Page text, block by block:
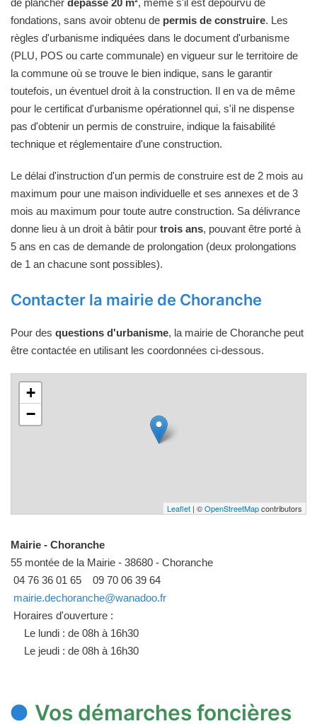
fondations, sans avoir obtenu de permis de construire. Les
règles d'urbanisme indiquées dans le document d'urbanisme
(PLU, POS ou carte communale) en vigueur sur le territoire de
la commune où se trouve le bien indique, sans le garantir
toutefois, un éventuel droit à la construction. Il en va de même
pour le certificat d'urbanisme opérationnel qui, s'il ne dispense
pas d'obtenir un permis de construire, indique la faisabilité
technique et réglementaire d'une construction.
Le délai d'instruction d'un permis de construire est de 2 mois au
maximum pour une maison individuelle et ses annexes et de 3
mois au maximum pour toute autre construction. Sa délivrance
donne lieu à un droit à bâtir pour trois ans, pouvant être porté à
5 ans en cas de demande de prolongation (deux prolongations
de 1 an chacune sont possibles).
Contacter la mairie de Choranche
Pour des questions d'urbanisme, la mairie de Choranche peut
être contactée en utilisant les coordonnées ci-dessous.
+
−
Leaflet | ©OpenStreetMapcontributors
Mairie - Choranche
55 montée de la Mairie - 38680 - Choranche
04 76 36 01 65
09 70 06 39 64
mairie.dechoranche@wanadoo.fr
Horaires d'ouverture :
Le lundi : de 08h à 16h30
Le jeudi : de 08h à 16h30
Vos démarches foncières